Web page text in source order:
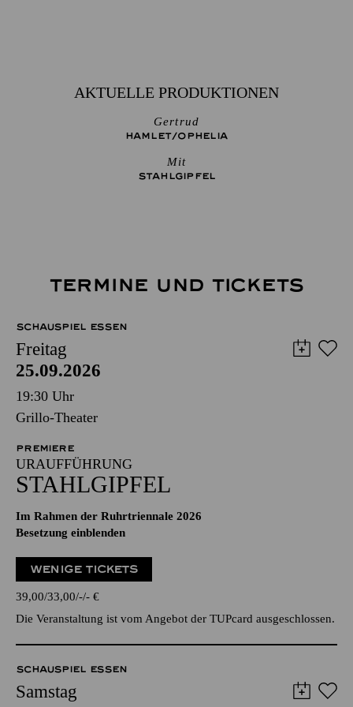
AKTUELLE PRODUKTIONEN
Gertrud
HAMLET/­OPHELIA
Mit
STAHLGIPFEL
TERMINE UND TICKETS
SCHAUSPIEL ESSEN
Freitag
25.09.2026
19:30 Uhr
Grillo-Theater
PREMIERE
URAUFFÜHRUNG
STAHLGIPFEL
Im Rahmen der Ruhrtriennale 2026
Besetzung einblenden
WENIGE TICKETS
39,00 33,00 - - €
Die Veranstaltung ist vom Angebot der TUPcard ausgeschlossen.
SCHAUSPIEL ESSEN
Samstag